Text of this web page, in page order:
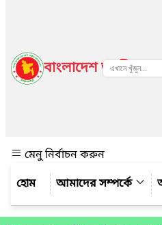
বাংলাদেশ জাতীয় তথ্য
মেনু নির্বাচন করুন
আমাদের সম্পর্কে